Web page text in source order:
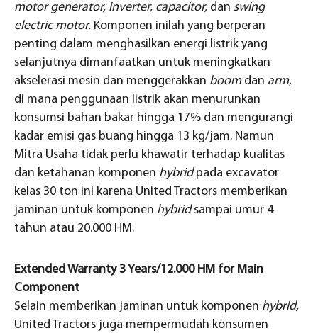
motor generator, inverter, capacitor, dan swing
electric motor. Komponen inilah yang berperan
penting dalam menghasilkan energi listrik yang
selanjutnya dimanfaatkan untuk meningkatkan
akselerasi mesin dan menggerakkan boom dan arm,
di mana penggunaan listrik akan menurunkan
konsumsi bahan bakar hingga 17% dan mengurangi
kadar emisi gas buang hingga 13 kg/jam. Namun
Mitra Usaha tidak perlu khawatir terhadap kualitas
dan ketahanan komponen hybridpada excavator
kelas 30 ton ini karena United Tractors memberikan
jaminan untuk komponen hybridsampai umur 4
tahun atau 20.000 HM.
Extended Warranty 3 Years/12.000 HM for Main
Component
Selain memberikan jaminan untuk komponen hybrid,
United Tractors juga mempermudah konsumen